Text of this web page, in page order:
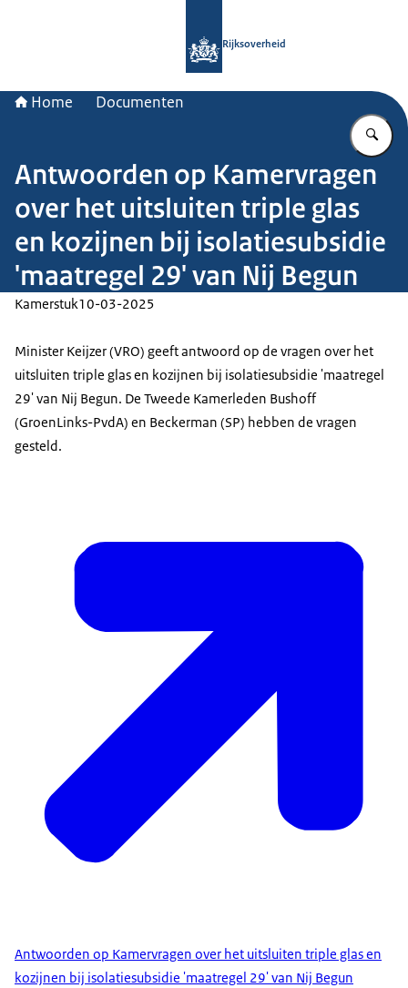
Rijksoverheid
Home Documenten
Antwoorden op Kamervragen
over het uitsluiten triple glas
en kozijnen bij isolatiesubsidie
'maatregel 29' van Nij Begun
Kamerstuk10-03-2025
Minister Keijzer (VRO) geeft antwoord op de vragen over het
uitsluiten triple glas en kozijnen bij isolatiesubsidie 'maatregel
29' van Nij Begun. De Tweede Kamerleden Bushoff
(GroenLinks-PvdA) en Beckerman (SP) hebben de vragen
gesteld.
Antwoorden op Kamervragen over het uitsluiten triple glas en
kozijnen bij isolatiesubsidie 'maatregel 29' van Nij Begun